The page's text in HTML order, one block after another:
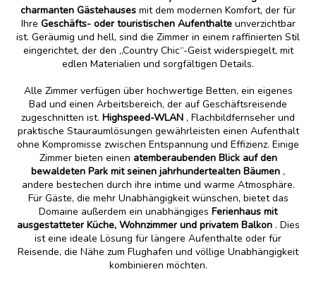
charmanten Gästehauses mit dem modernen Komfort, der für
Ihre Geschäfts- oder touristischen Aufenthalteunverzichtbar
ist. Geräumig und hell, sind die Zimmer in einem raffinierten Stil
eingerichtet, der den „Country Chic“-Geist widerspiegelt, mit
edlen Materialien und sorgfältigen Details.
Alle Zimmer verfügen über hochwertige Betten, ein eigenes
Bad und einen Arbeitsbereich, der auf Geschäftsreisende
zugeschnitten ist. Highspeed-WLAN , Flachbildfernseher und
praktische Stauraumlösungen gewährleisten einen Aufenthalt
ohne Kompromisse zwischen Entspannung und Effizienz. Einige
Zimmer bieten einen atemberaubenden Blick auf den
bewaldeten Park mit seinen jahrhundertealten Bäumen ,
andere bestechen durch ihre intime und warme Atmosphäre.
Für Gäste, die mehr Unabhängigkeit wünschen, bietet das
Domaine außerdem ein unabhängiges Ferienhaus mit
ausgestatteter Küche, Wohnzimmer und privatem Balkon. Dies
ist eine ideale Lösung für längere Aufenthalte oder für
Reisende, die Nähe zum Flughafen und völlige Unabhängigkeit
kombinieren möchten.